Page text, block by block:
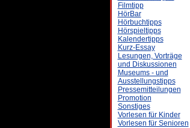
Filmtipp
HörBar
Hörbuchtipps
Hörspieltipps
Kalendertipps
Kurz-Essay
Lesungen, Vorträge
und Diskussionen
Museums - und
Ausstellungstipps
Pressemitteilungen
Promotion
Sonstiges
Vorlesen für Kinder
Vorlesen für Senioren